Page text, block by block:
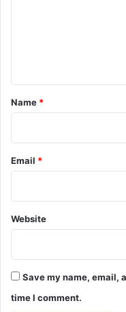
*
Name *
Email *
Website
Save my name, email,
time I comment.